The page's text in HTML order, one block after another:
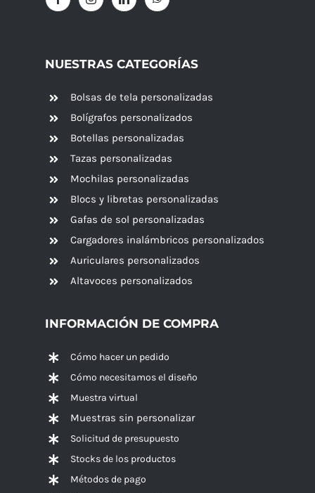
NUESTRAS CATEGORÍAS
Bolsas de tela personalizadas
Bolígrafos personalizados
Botellas personalizadas
Tazas personalizadas
Mochilas personalizadas
Blocs y libretas personalizadas
Gafas de sol personalizadas
Cargadores inalámbricos personalizados
Auriculares personalizados
Altavoces personalizados
INFORMACIÓN DE COMPRA
Cómo hacer un pedido
Cómo necesitamos el diseño
Muestra virtual
Muestras sin personalizar
Solicitud de presupuesto
Stocks de los productos
Métodos de pago